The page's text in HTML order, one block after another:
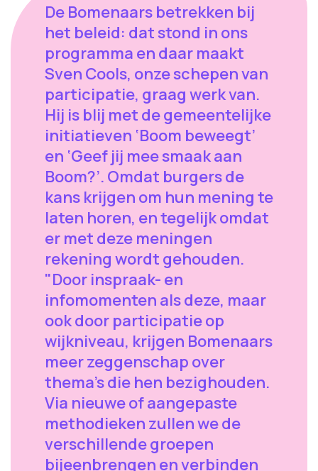
De Bomenaars betrekken bij
het beleid: dat stond in ons
programma en daar maakt
Sven Cools, onze schepen van
participatie, graag werk van.
Hij is blij met de gemeentelijke
initiatieven ‘Boom beweegt’
en ‘Geef jij mee smaak aan
Boom?’. Omdat burgers de
kans krijgen om hun mening te
laten horen, en tegelijk omdat
er met deze meningen
rekening wordt gehouden.
"Door inspraak- en
infomomenten als deze, maar
ook door participatie op
wijkniveau, krijgen Bomenaars
meer zeggenschap over
thema’s die hen bezighouden.
Via nieuwe of aangepaste
methodieken zullen we de
verschillende groepen
bijeenbrengen en verbinden